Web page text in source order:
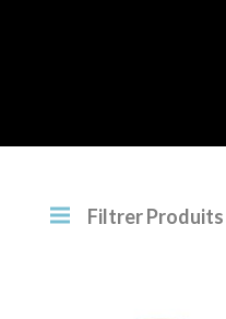
Filtrer Produits